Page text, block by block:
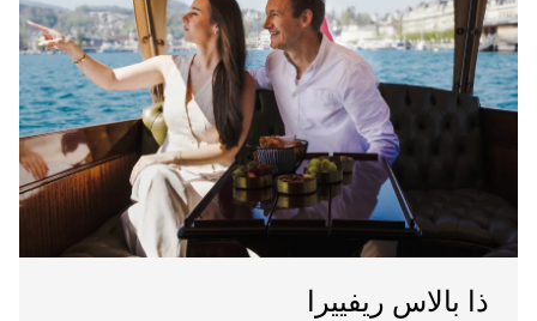
ذا بالاس ريفييرا